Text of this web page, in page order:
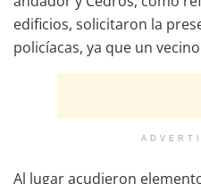
edificios, solicitaron la
policíacas, ya que un
Al lugar acudieron